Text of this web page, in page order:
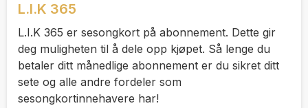
L.I.K 365
L.I.K 365 er sesongkort på abonnement. Dette gir
deg muligheten til å dele opp kjøpet. Så lenge du
betaler ditt månedlige abonnement er du sikret ditt
sete og alle andre fordeler som
sesongkortinnehavere har!